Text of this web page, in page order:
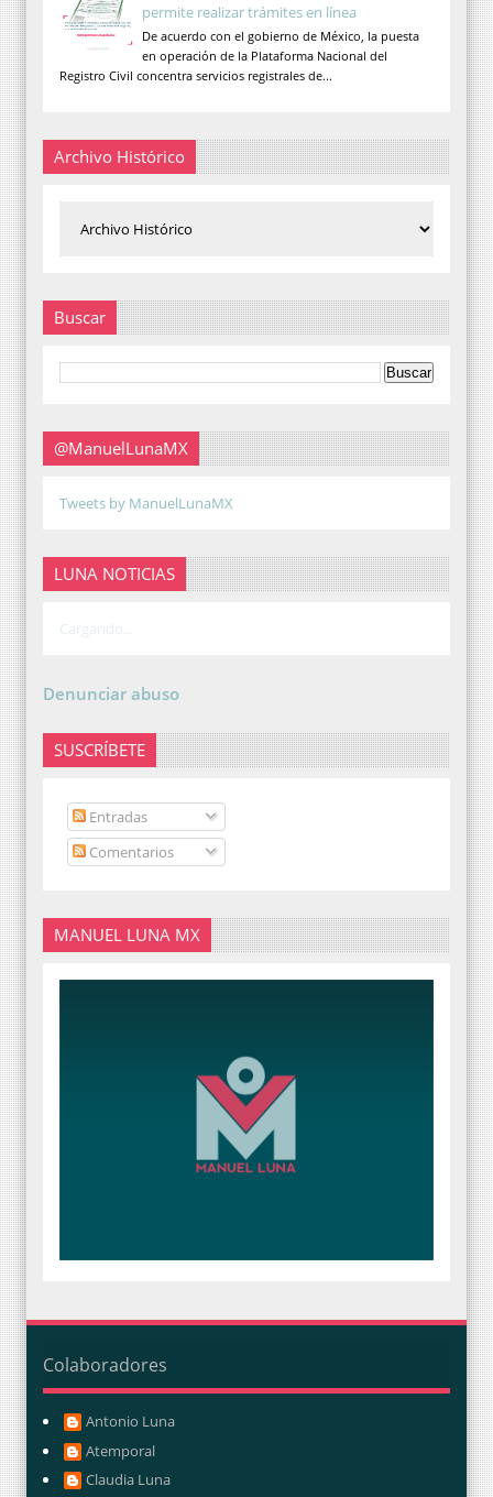
permite realizar trámites en línea
De acuerdo con el gobierno de México, la puesta
en operación de la Plataforma Nacional del
Registro Civil concentra servicios registrales de...
Archivo Histórico
Buscar
@ManuelLunaMX
Tweets by ManuelLunaMX
LUNA NOTICIAS
Cargando...
Denunciar abuso
SUSCRÍBETE
Entradas
Comentarios
MANUEL LUNA MX
Colaboradores
Antonio Luna
Atemporal
Claudia Luna